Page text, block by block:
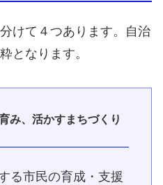
けて４つあります。自治
となります。
み、活かすまちづくり
る市民の育成・支援